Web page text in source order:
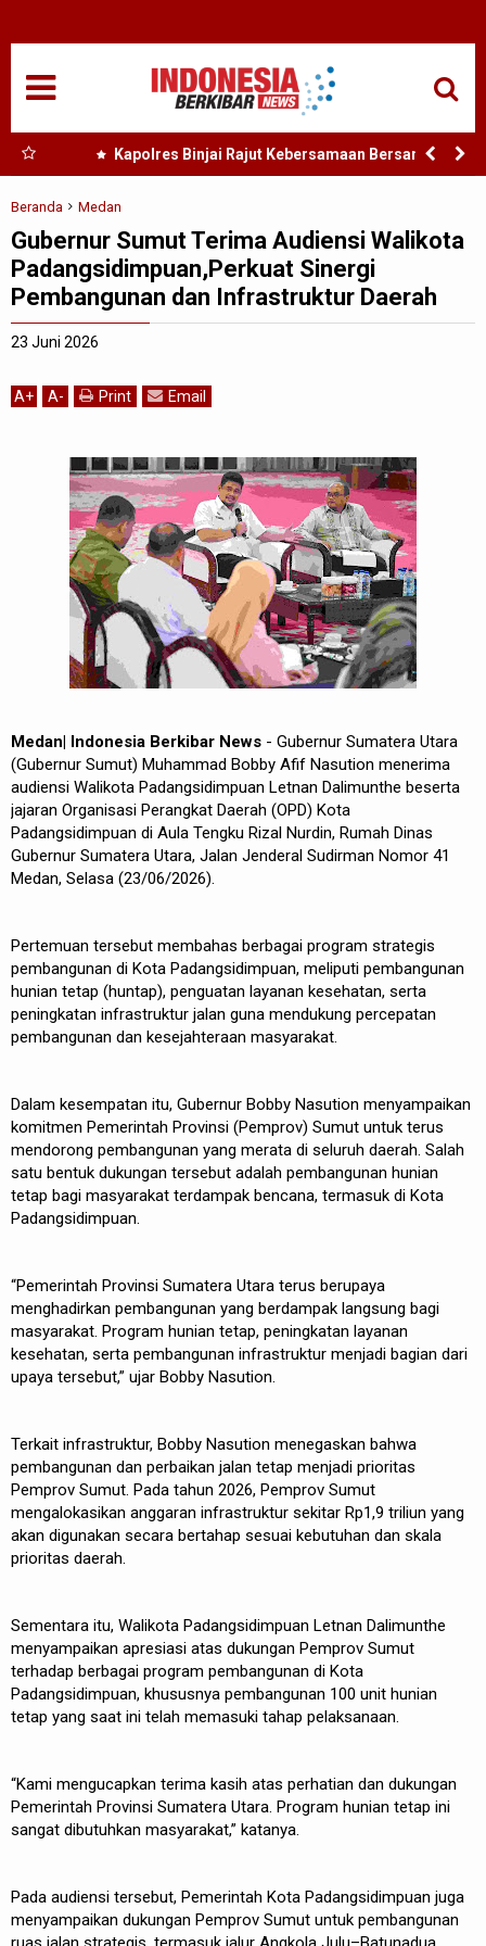
Kapolres Binjai Rajut Kebersamaan Bersama
Komunitas Ojek Online Kota Binjai
Beranda Medan
Gubernur Sumut Terima Audiensi Walikota
Padangsidimpuan,Perkuat Sinergi
Pembangunan dan Infrastruktur Daerah
23 Juni 2026
A+ A- Print Email
Medan| Indonesia Berkibar News - Gubernur Sumatera Utara
(Gubernur Sumut) Muhammad Bobby Afif Nasution menerima
audiensi Walikota Padangsidimpuan Letnan Dalimunthe beserta
jajaran Organisasi Perangkat Daerah (OPD) Kota
Padangsidimpuan di Aula Tengku Rizal Nurdin, Rumah Dinas
Gubernur Sumatera Utara, Jalan Jenderal Sudirman Nomor 41
Medan, Selasa (23/06/2026).
Pertemuan tersebut membahas berbagai program strategis
pembangunan di Kota Padangsidimpuan, meliputi pembangunan
hunian tetap (huntap), penguatan layanan kesehatan, serta
peningkatan infrastruktur jalan guna mendukung percepatan
pembangunan dan kesejahteraan masyarakat.
Dalam kesempatan itu, Gubernur Bobby Nasution menyampaikan
komitmen Pemerintah Provinsi (Pemprov) Sumut untuk terus
mendorong pembangunan yang merata di seluruh daerah. Salah
satu bentuk dukungan tersebut adalah pembangunan hunian
tetap bagi masyarakat terdampak bencana, termasuk di Kota
Padangsidimpuan.
“Pemerintah Provinsi Sumatera Utara terus berupaya
menghadirkan pembangunan yang berdampak langsung bagi
masyarakat. Program hunian tetap, peningkatan layanan
kesehatan, serta pembangunan infrastruktur menjadi bagian dari
upaya tersebut,” ujar Bobby Nasution.
Terkait infrastruktur, Bobby Nasution menegaskan bahwa
pembangunan dan perbaikan jalan tetap menjadi prioritas
Pemprov Sumut. Pada tahun 2026, Pemprov Sumut
mengalokasikan anggaran infrastruktur sekitar Rp1,9 triliun yang
akan digunakan secara bertahap sesuai kebutuhan dan skala
prioritas daerah.
Sementara itu, Walikota Padangsidimpuan Letnan Dalimunthe
menyampaikan apresiasi atas dukungan Pemprov Sumut
terhadap berbagai program pembangunan di Kota
Padangsidimpuan, khususnya pembangunan 100 unit hunian
tetap yang saat ini telah memasuki tahap pelaksanaan.
“Kami mengucapkan terima kasih atas perhatian dan dukungan
Pemerintah Provinsi Sumatera Utara. Program hunian tetap ini
sangat dibutuhkan masyarakat,” katanya.
Pada audiensi tersebut, Pemerintah Kota Padangsidimpuan juga
menyampaikan dukungan Pemprov Sumut untuk pembangunan
NASIONAL
SUMUT
TANJUNGBALAI
ACEH
EDUKASI
ADVETORIAL
REDAKSI